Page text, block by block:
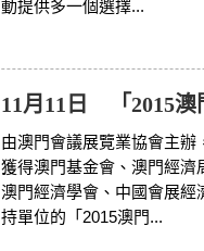
動提供多一個選擇...
11月11日 「2015澳
由澳門會議展覽業協會主
獲得澳門基金會、澳門經濟
澳門經濟學會、中國會展經
持單位的「2015澳門...